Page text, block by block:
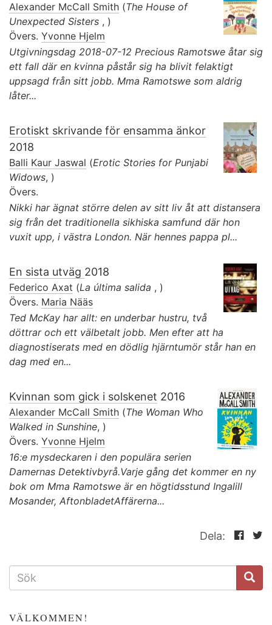
Alexander McCall Smith (The House of
Unexpected Sisters , )
Övers. Yvonne Hjelm
Utgivningsdag 2018-07-12 Precious Ramotswe åtar sig
ett fall där en kvinna påstår sig ha blivit felaktigt
uppsagd från sitt jobb. Mma Ramotswe som aldrig
låter...
Erotiskt skrivande för ensamma änkor
2018
Balli Kaur Jaswal (Erotic Stories for Punjabi
Widows, )
Övers.
Nikki har ägnat större delen av sitt liv åt att distansera
sig från det traditionella sikhiska samfund där hon
vuxit upp, i västra London. När hennes pappa pl...
En sista utväg 2018
Federico Axat (La última salida , )
Övers. Maria Nääs
Ted McKay har allt: en underbar hustru, två
döttrar och ett välbetalt jobb. Men efter att ha
diagnostiserats med en dödlig hjärntumör står han en
dag med en...
Kvinnan som gick i solskenet 2016
Alexander McCall Smith (The Woman Who
Walked in Sunshine, )
Övers. Yvonne Hjelm
16:e mysdeckaren i den populära serien
Damernas Detektivbyrå.Varje gång det kommer en ny
bok om Mma Ramotswe är en högtidsstund Ingalill
Mosander, AftonbladetAffärerna...
Dela:
SÖKFORMULÄR
VÄLKOMMEN!